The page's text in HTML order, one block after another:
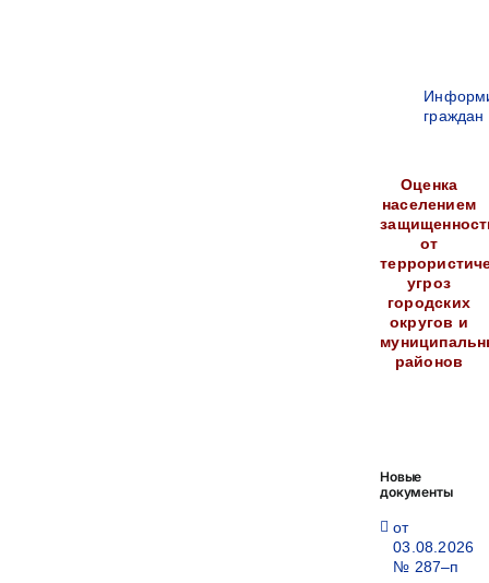
граждан
Оценка
населением
от
угроз
городских
округов и
районов
Новые
документы
от
03.08.2026
№ 287–п